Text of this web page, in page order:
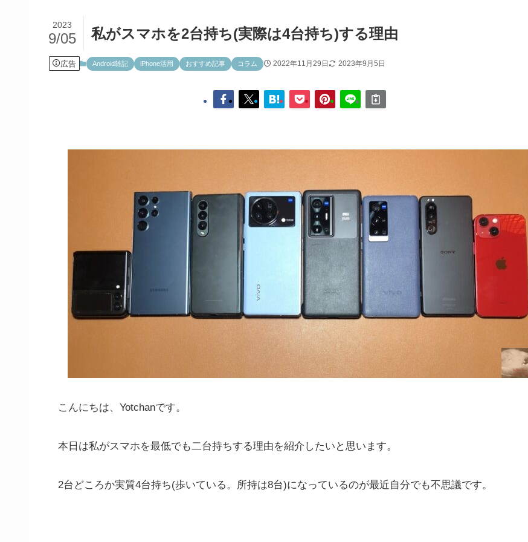
私がスマホを2台持ち(実際は4台持ち)する理由
2023
9/05
広告 Android雑記 iPhone活用 おすすめ記事 コラム 2022年11月29日 2023年9月5日
こんにちは、Yotchanです。
本日は私がスマホを最低でも二台持ちする理由を紹介したいと思います。
2台どころか実質4台持ち(歩いている。所持は8台)になっているのが最近自分でも不思議です。